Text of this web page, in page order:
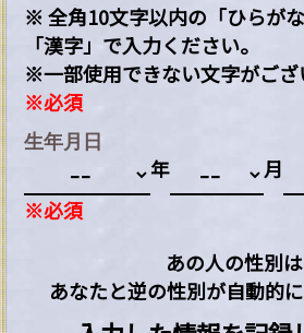
※ 全角10文字以内の「ひらがな
「漢字」で入力ください。
※一部使用できない文字がござ
※必須
生年月日
年 月
※必須
あの人の性別は
あなたと逆の性別が自動的